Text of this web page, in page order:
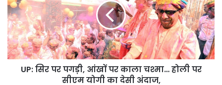
पगड़ी,
आंखों
पर
काला
चश्मा…
होली
UP: सिर पर पगड़ी, आंखों पर काला चश्मा… होली पर
सीएम योगी का देसी अंदाज,